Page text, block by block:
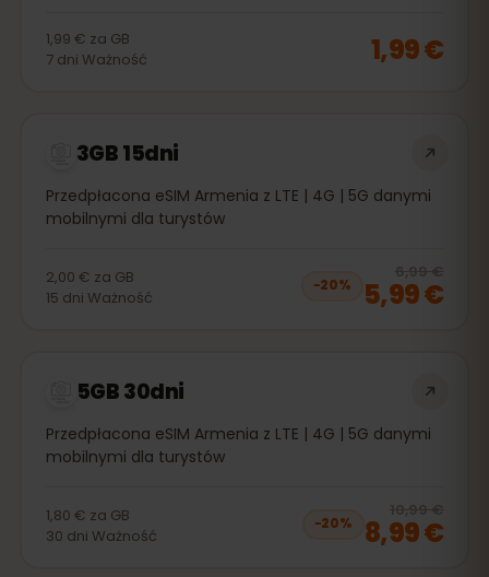
1,99 € za GB
7 dni Ważność 1,99 €
3GB 15dni
Przedpłacona eSIM Armenia z LTE | 4G | 5G danymi
mobilnymi dla turystów
2,00 € za GB
15 dni Ważność
−20%
6,99 €
5,99 €
5GB 30dni
Przedpłacona eSIM Armenia z LTE | 4G | 5G danymi
mobilnymi dla turystów
1,80 € za GB
30 dni Ważność
−20%
10,99 €
8,99 €